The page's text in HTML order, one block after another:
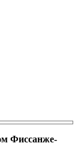
Фиссанже-